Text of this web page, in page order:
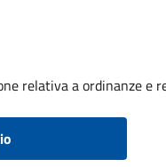
relativa a ordinanze e